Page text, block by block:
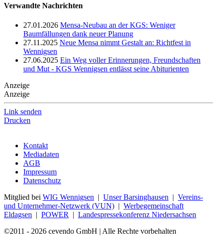
Verwandte Nachrichten
27.01.2026 Mensa-Neubau an der KGS: Weniger
Baumfällungen dank neuer Planung
27.11.2025 Neue Mensa nimmt Gestalt an: Richtfest in
Wennigsen
27.06.2025 Ein Weg voller Erinnerungen, Freundschaften
und Mut - KGS Wennigsen entlässt seine Abiturienten
Anzeige
Anzeige
Link senden
Drucken
Kontakt
Mediadaten
AGB
Impressum
Datenschutz
Mitglied bei WIG Wennigsen | Unser Barsinghausen | Vereins-
und Unternehmer-Netzwerk (VUN) | Werbegemeinschaft
Eldagsen | POWER | Landespressekonferenz Niedersachsen
©2011 - 2026 cevendo GmbH | Alle Rechte vorbehalten